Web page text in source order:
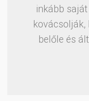
inkább
belőle és